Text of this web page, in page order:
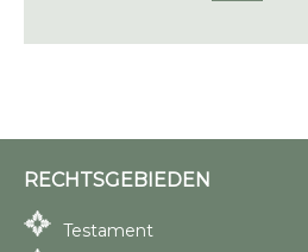
RECHTSGEBIEDEN
Testament